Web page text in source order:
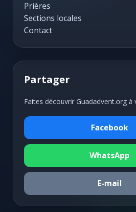
Prières
Sections locales
Contact
Partager
Faites découvrir Guadadvent.org à
Facebook
WhatsApp
E-mail